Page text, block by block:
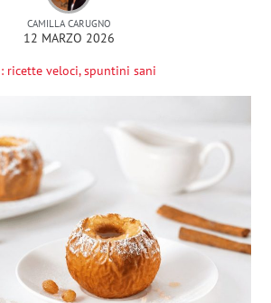
CAMILLA CARUGNO
12 MARZO 2026
ricette veloci,spuntini sani